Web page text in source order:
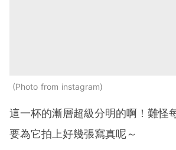
Photo from instagram
這一杯的漸層超級分明的啊！難怪
要為它拍上好幾張寫真呢～